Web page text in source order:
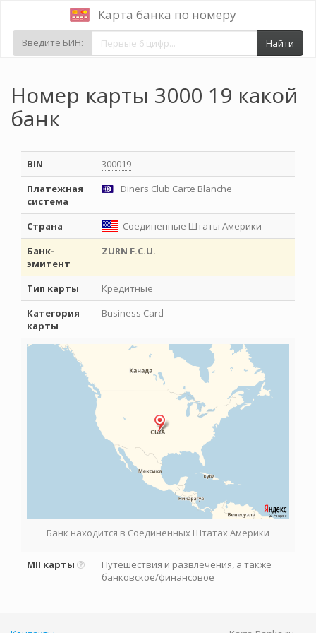
Карта банка по номеру
Введите БИН: Найти
Номер карты 3000 19 какой
банк
BIN
300019
Платежная
система
Diners Club Carte Blanche
Страна
Соединенные Штаты Америки
Банк-
эмитент
ZURN F.C.U.
Тип карты
Кредитные
Категория
карты
Business Card
Банк находится в Соединенных Штатах Америки
MII карты
Путешествия и развлечения, а также
банковское/финансовое